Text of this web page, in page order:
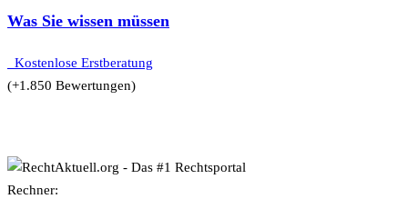
Was Sie wissen müssen
Kostenlose Erstberatung
(+1.850 Bewertungen)
Rechner: